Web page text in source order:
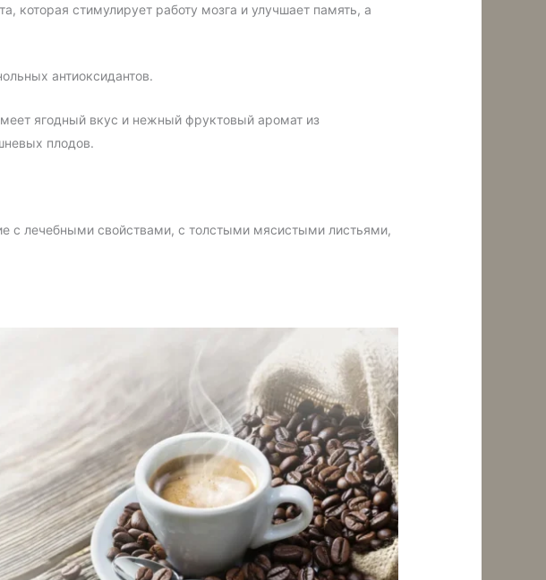
которая стимулирует работу мозга и улучшает память, а
антиоксидантов.
ягодный вкус и нежный фруктовый аромат из
плодов.
с лечебными свойствами, с толстыми мясистыми листьями,